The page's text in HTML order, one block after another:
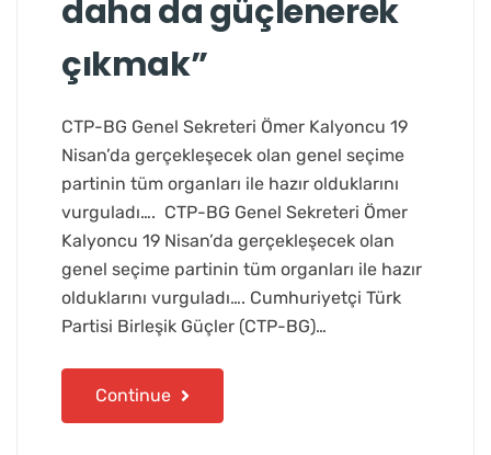
daha da güçlenerek
çıkmak”
CTP-BG Genel Sekreteri Ömer Kalyoncu 19
Nisan’da gerçekleşecek olan genel seçime
partinin tüm organları ile hazır olduklarını
vurguladı…. CTP-BG Genel Sekreteri Ömer
Kalyoncu 19 Nisan’da gerçekleşecek olan
genel seçime partinin tüm organları ile hazır
olduklarını vurguladı…. Cumhuriyetçi Türk
Partisi Birleşik Güçler (CTP-BG)…
Continue